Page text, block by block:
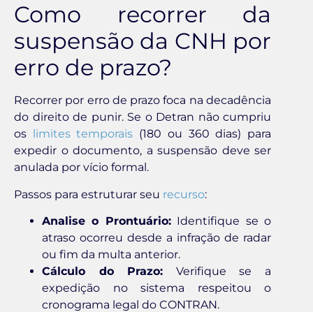
Como recorrer da
suspensão da CNH por
erro de prazo?
Recorrer por erro de prazo foca na decadência
do direito de punir. Se o Detran não cumpriu
os
limites temporais (180 ou 360 dias) para
expedir o documento, a suspensão deve ser
anulada por vício formal.
Passos para estruturar seu recurso:
Analise o Prontuário:Identifique se o
atraso ocorreu desde a infração de radar
ou fim da multa anterior.
Cálculo do Prazo: Verifique se a
expedição no sistema respeitou o
cronograma legal do CONTRAN.